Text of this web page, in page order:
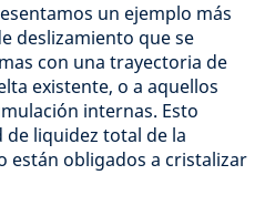
un ejemplo más
deslizamiento que se
con una trayectoria de
existente, o a aquellos
internas. Esto
liquidez total de la
están obligados a cristalizar